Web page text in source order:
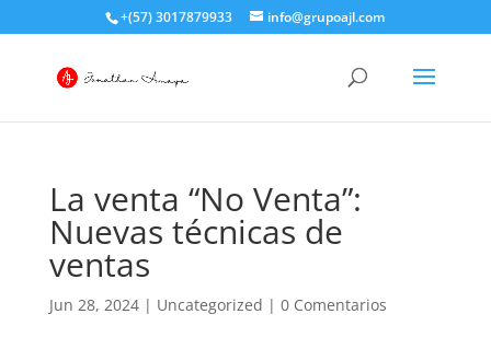
+(57) 3017879933 info@grupoajl.com
La venta “No Venta”:
Nuevas técnicas de
ventas
Jun 28, 2024| Uncategorized | 0 Comentarios